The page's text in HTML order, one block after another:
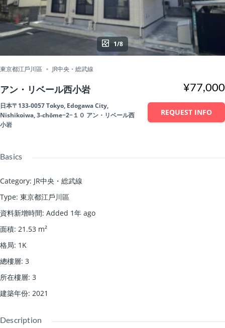
1/8
東京都江戶川區 JR中央・総武線
アン・リベール西小岩
日本〒133-0057 Tokyo, Edogawa City,
Nishikoiwa, 3-chōme−2−１０ アン・リベール西
小岩
¥77,000
REQUEST INFO
Basics
Category: JR中央・総武線
Type: 東京都江戶川區
資料新增時間: Added 1年 ago
面積: 21.53 m²
格局: 1K
總樓層: 3
所在樓層: 3
建築年份: 2021
Description